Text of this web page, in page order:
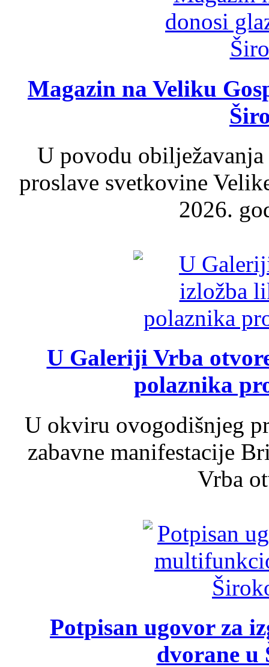
Magazin na Veliku
U povodu
proslave svetkovine
2026.
U Galeriji Vrba
polaznika
U okviru ovogodišnjeg
zabavne manifestacije
Vrba
Potpisan ugovor za
dvorane u